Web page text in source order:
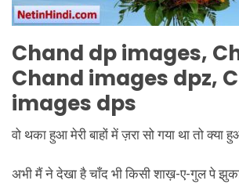
Chand dp images,
Chand images dpz,
images dps
वो थका हुआ मेरी बाहों में ज़रा सो गया था तो क्या
अभी मैं ने देखा है चाँद भी किसी शाख़-ए-गुल पे